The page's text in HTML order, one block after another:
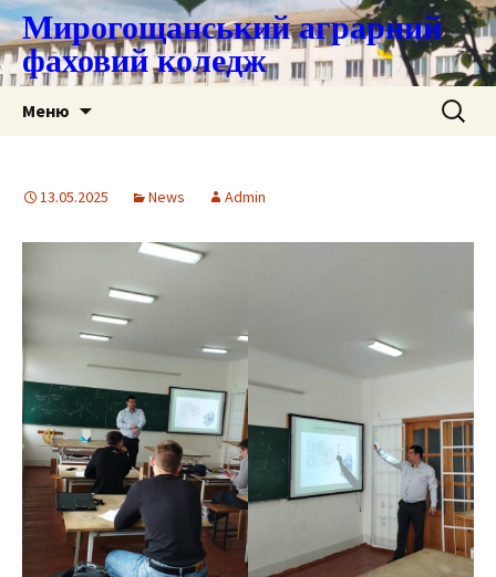
Мирогощанський аграрний
фаховий коледж
Меню Пошук:
13.05.2025 News Admin